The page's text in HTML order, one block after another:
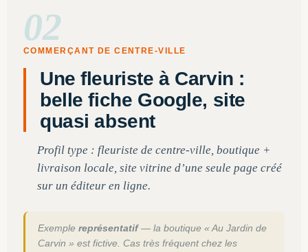
02
COMMERÇANT DE CENTRE-VILLE
Une fleuriste à Carvin :
belle fiche Google, site
quasi absent
Profil type : fleuriste de centre-ville, boutique +
livraison locale, site vitrine d’une seule page créé
sur un éditeur en ligne.
Exemple représentatif— la boutique « Au Jardin de
Carvin » est fictive. Cas très fréquent chez les